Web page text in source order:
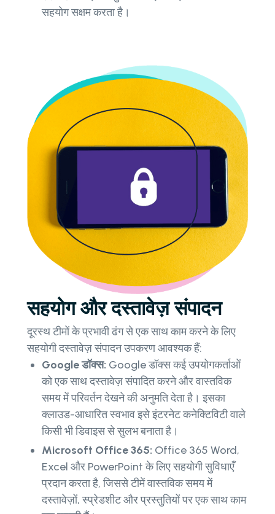
सहयोग सक्षम करता है।
सहयोग और दस्तावेज़ संपादन
दूरस्थ टीमों के प्रभावी ढंग से एक साथ काम करने के लिए
सहयोगी दस्तावेज़ संपादन उपकरण आवश्यक हैं:
Google डॉक्स: Google डॉक्स कई उपयोगकर्ताओं
को एक साथ दस्तावेज़ संपादित करने और वास्तविक
समय में परिवर्तन देखने की अनुमति देता है। इसका
क्लाउड-आधारित स्वभाव इसे इंटरनेट कनेक्टिविटी वाले
किसी भी डिवाइस से सुलभ बनाता है।
Microsoft Office 365: Office 365 Word,
Excel और PowerPoint के लिए सहयोगी सुविधाएँ
प्रदान करता है, जिससे टीमें वास्तविक समय में
दस्तावेज़ों, स्प्रेडशीट और प्रस्तुतियों पर एक साथ काम